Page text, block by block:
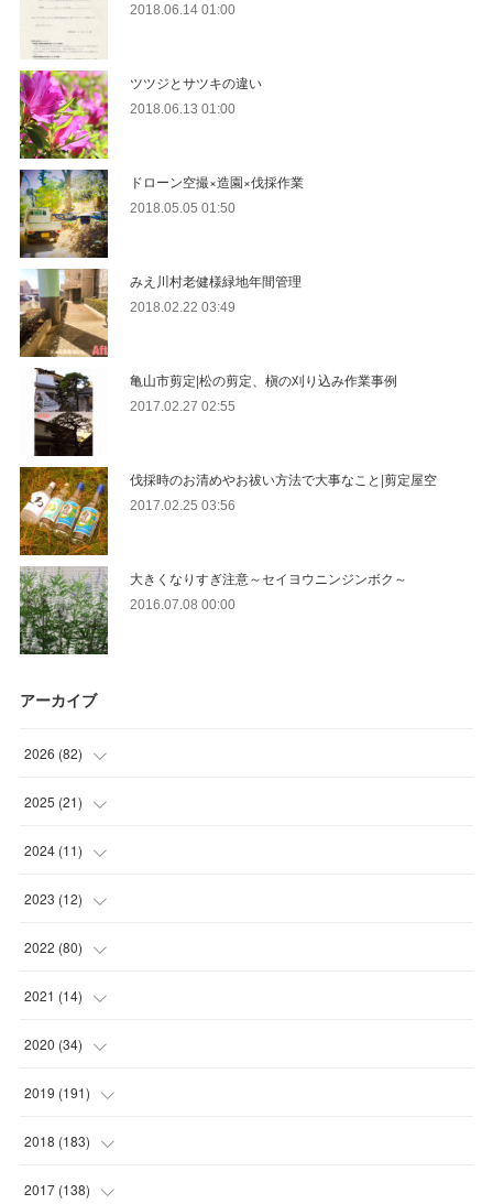
2018.06.14 01:00
ツツジとサツキの違い
2018.06.13 01:00
ドローン空撮×造園×伐採作業
2018.05.05 01:50
みえ川村老健様緑地年間管理
2018.02.22 03:49
亀山市剪定|松の剪定、槇の刈り込み作業事例
2017.02.27 02:55
伐採時のお清めやお祓い方法で大事なこと|剪定屋空
2017.02.25 03:56
大きくなりすぎ注意～セイヨウニンジンボク～
2016.07.08 00:00
アーカイブ
2026 (82)
(13 )
(30 )
(23
(10
2025 (21)
(2
(9
(7
(3
2024 (11)
(1
(5
(5
2023 (12)
(5
(7
2022 (80)
(17 )
(8
(7)
(14
2021 (14)
(1
(6)
(2)
(5)
2020 (34)
(1)
(3)
(4)
2019 (191)
(4)
(9)
2018 (183)
(11
2017 (138)